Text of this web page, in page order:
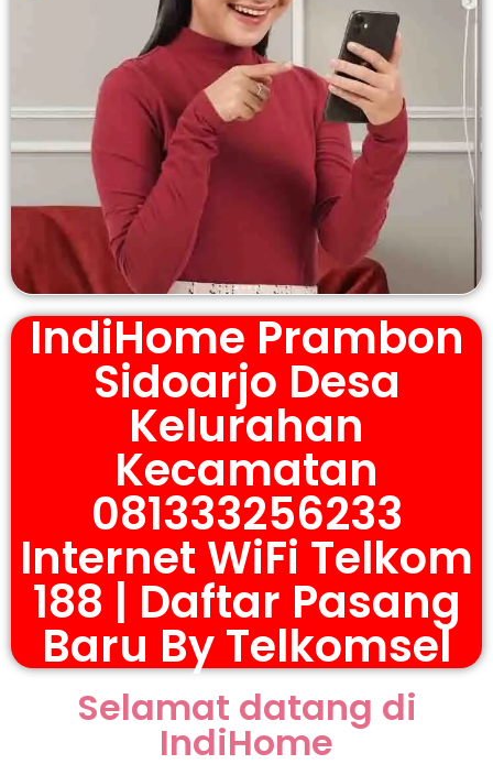
IndiHome Prambon
Sidoarjo Desa
Kelurahan
Kecamatan
081333256233
Internet WiFi Telkom
188 | Daftar Pasang
Baru By Telkomsel
Selamat datang di
IndiHome